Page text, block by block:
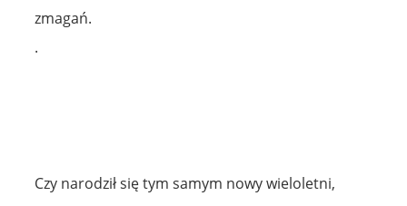
zmagań.
.
Czy narodził się tym samym nowy wieloletni,